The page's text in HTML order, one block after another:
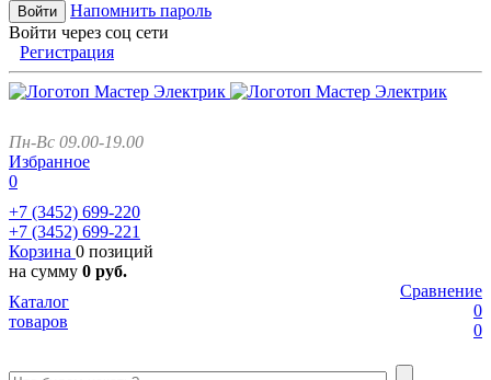
Напомнить пароль
Войти через соц сети
Регистрация
Пн-Вс 09.00-19.00
Избранное
0
+7 (3452) 699-220
+7 (3452) 699-221
Корзина 0 позиций
на сумму 0 руб.
Сравнение
0
0
Каталог
товаров